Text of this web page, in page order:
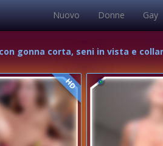
Nuovo Donne Gay
gonna corta, seni in vista e
HD